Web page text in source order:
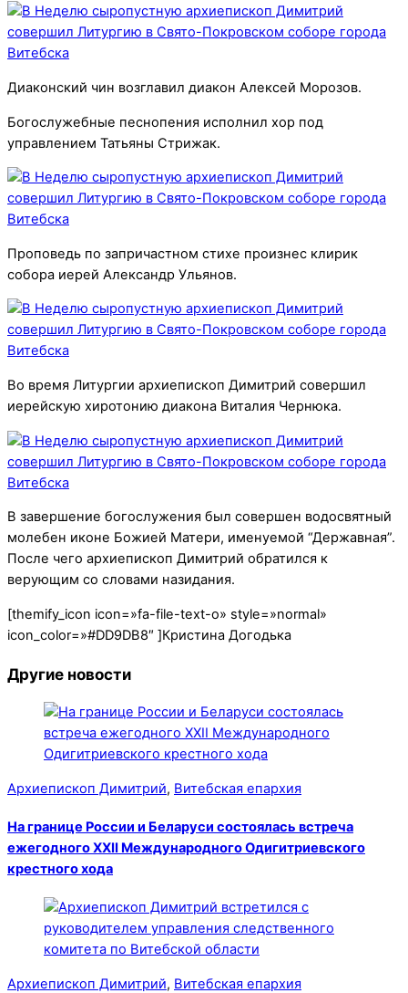
Диаконский чин возглавил диакон Алексей Морозов.
Богослужебные песнопения исполнил хор под
управлением Татьяны Стрижак.
Проповедь по запричастном стихе произнес клирик
собора иерей Александр Ульянов.
Во время Литургии архиепископ Димитрий совершил
иерейскую хиротонию диакона Виталия Чернюка.
В завершение богослужения был совершен водосвятный
молебен иконе Божией Матери, именуемой “Державная”.
После чего архиепископ Димитрий обратился к
верующим со словами назидания.
[themify_icon icon=»fa-file-text-o» style=»normal»
icon_color=»#DD9DB8″ ]Кристина Догодька
Другие новости
Архиепископ Димитрий, Витебская епархия
На границе России и Беларуси состоялась встреча
ежегодного XXII Международного Одигитриевского
крестного хода
Архиепископ Димитрий, Витебская епархия